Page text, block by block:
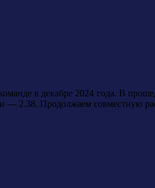
в декабре 2024 года. В
— 2.38. Продолжаем совместную